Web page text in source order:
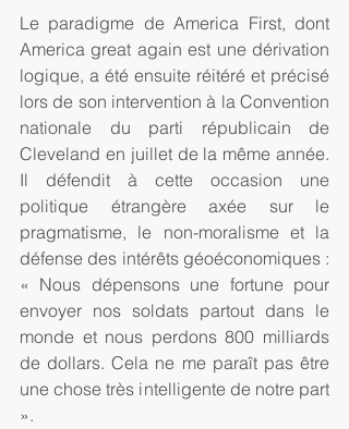
Le paradigme de America First, dont
America great again est une dérivation
logique, a été ensuite réitéré et précisé
lors de son intervention à la Convention
nationale du parti républicain de
Cleveland en juillet de la même année.
Il défendit à cette occasion une
politique étrangère axée sur le
pragmatisme, le non-moralisme et la
défense des intérêts géoéconomiques :
« Nous dépensons une fortune pour
envoyer nos soldats partout dans le
monde et nous perdons 800 milliards
de dollars. Cela ne me paraît pas être
une chose très intelligente de notre part
».